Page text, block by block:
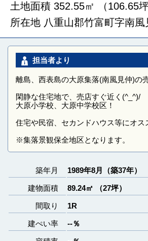
土地面積 352.55㎡ （106.65坪
所在地 八重山郡竹富町字南風
担当者より
離島、西表島の大原集落(南風見仲)の
閑静な住宅地で、売店すぐ近く(^_^)/
大原小学校、大原中学校区！
住宅や民宿、セカンドハウス等にオ
※集落景観保全地区となります。
築年月 1989年8月（築37年）
建物面積 89.24㎡ （27坪）
間取り 1R
建ぺい率 --％